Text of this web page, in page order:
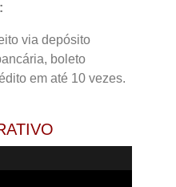
via depósito
boleto
em até 10 vezes.